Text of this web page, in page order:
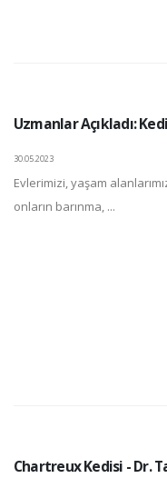
Uzmanlar Açıkladı:
30.05.2023
Evlerimizi, yaşam
onların barınma, ...
Chartreux Kedisi - Dr.